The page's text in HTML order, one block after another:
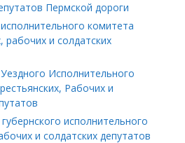
Пермской дороги
комитета
рабочих и солдатских
Исполнительного
Рабочих и
исполнительного
и солдатских депутатов